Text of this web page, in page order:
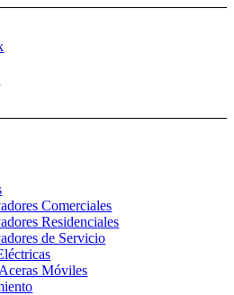
Comerciales
Residenciales
de Servicio
Móviles